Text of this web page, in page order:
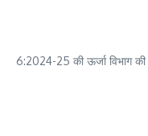
6:2024-25 की ऊर्जा विभाग की